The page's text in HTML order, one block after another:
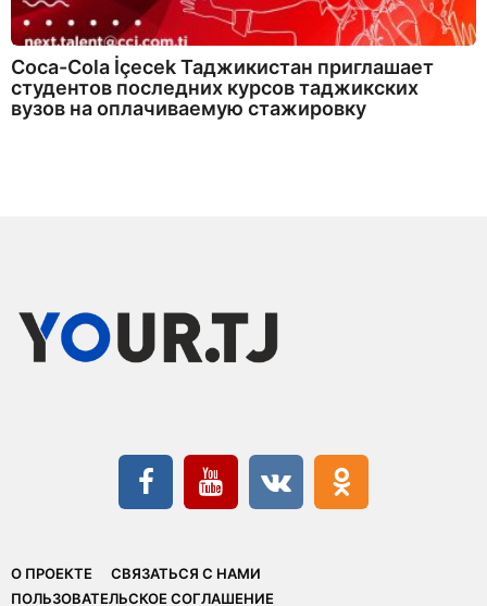
Coca-Cola İçecek Таджикистан приглашает
студентов последних курсов таджикских
вузов на оплачиваемую стажировку
О ПРОЕКТЕ
СВЯЗАТЬСЯ С НАМИ
ПОЛЬЗОВАТЕЛЬСКОЕ СОГЛАШЕНИЕ